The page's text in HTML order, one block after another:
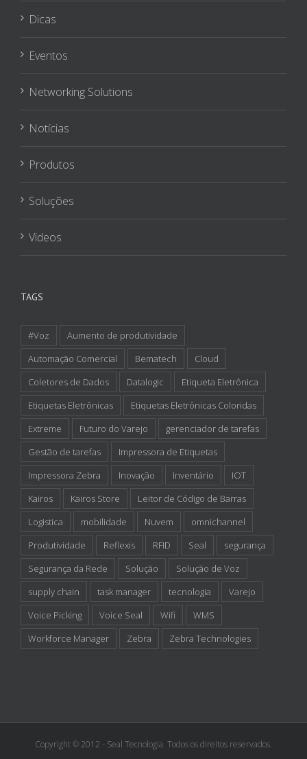
Dicas
Eventos
Networking Solutions
Notícias
Produtos
Soluções
Videos
TAGS
#Voz
Aumento de produtividade
Automação Comercial
Bematech
Cloud
Coletores de Dados
Datalogic
Etiqueta Eletrônica
Etiquetas Eletrônicas
Etiquetas Eletrônicas Coloridas
Extreme
Futuro do Varejo
gerenciador de tarefas
Gestão de tarefas
Impressora de Etiquetas
Impressora Zebra
Inovação Inventário
IOT
Kairos
Kairos Store
Leitor de Código de Barras
Logistica
mobilidade Nuvem
omnichannel
Produtividade
Reflexis RFID Seal
segurança
Segurança da Rede
Solução
Solução de Voz
supply chain
task manager tecnologia
Varejo
Voice Picking
Voice Seal Wifi
WMS
Workforce Manager
Zebra Zebra Technologies
Copyright © 2012 - Seal Tecnologia. Todos os direitos reservados.